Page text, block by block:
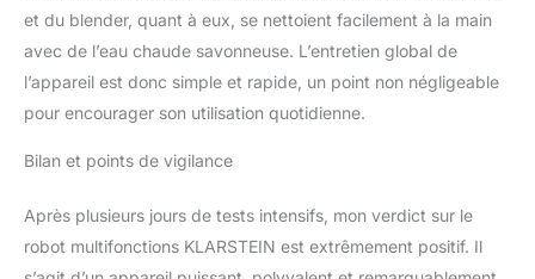
et du blender, quant à eux, se nettoient facilement à la main
avec de l’eau chaude savonneuse. L’entretien global de
l’appareil est donc simple et rapide, un point non négligeable
pour encourager son utilisation quotidienne.
Bilan et points de vigilance
Après plusieurs jours de tests intensifs, mon verdict sur le
robot multifonctions KLARSTEIN est extrêmement positif. Il